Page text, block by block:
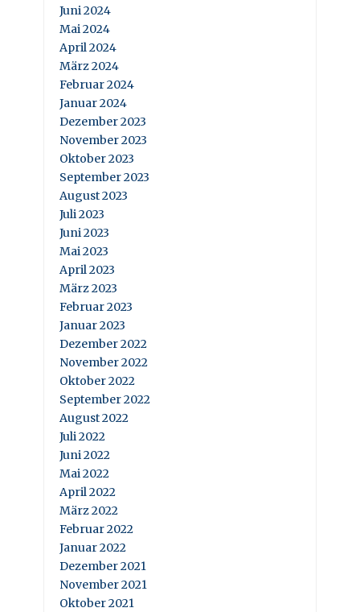
Juni 2024
Mai 2024
April 2024
März 2024
Februar 2024
Januar 2024
Dezember 2023
November 2023
Oktober 2023
September 2023
August 2023
Juli 2023
Juni 2023
Mai 2023
April 2023
März 2023
Februar 2023
Januar 2023
Dezember 2022
November 2022
Oktober 2022
September 2022
August 2022
Juli 2022
Juni 2022
Mai 2022
April 2022
März 2022
Februar 2022
Januar 2022
Dezember 2021
November 2021
Oktober 2021